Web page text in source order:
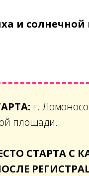
и
г.
площади.
СТАРТА С